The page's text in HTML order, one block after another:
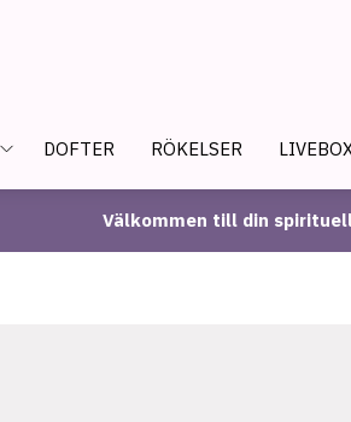
DOFTER RÖKELSER
Välkommen till din